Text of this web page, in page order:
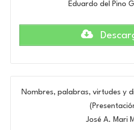
Eduardo del Pino
Nombres, palabras, virtudes y
José A. Mari